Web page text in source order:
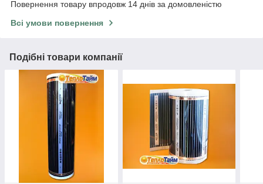
Повернення товару впродовж 14 днів за домовленістю
Всі умови повернення
Подібні товари компанії